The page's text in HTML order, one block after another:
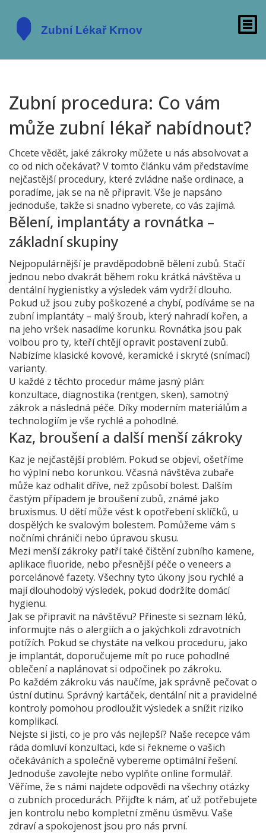
Zubní procedura: Co vám
může zubní lékař nabídnout?
Chcete vědět, jaké zákroky můžete u nás absolvovat a
co od nich očekávat? V tomto článku vám představíme
nejčastější procedury, které zvládne naše ordinace, a
poradíme, jak se na ně připravit. Vše je napsáno
jednoduše, takže si snadno vyberete, co vás zajímá.
Bělení, implantáty a rovnátka –
základní skupiny
Nejpopulárnější je pravděpodobně bělení zubů. Stačí
jednou nebo dvakrát během roku krátká návštěva u
dentální hygienistky a výsledek vám vydrží dlouho.
Pokud už jsou zuby poškozené a chybí, podíváme se na
zubní implantáty – malý šroub, který nahradí kořen, a
na jeho vršek nasadíme korunku. Rovnátka jsou pak
volbou pro ty, kteří chtějí opravit postavení zubů.
Nabízíme klasické kovové, keramické i skryté (snímací)
varianty.
U každé z těchto procedur máme jasný plán:
konzultace, diagnostika (rentgen, sken), samotný
zákrok a následná péče. Díky moderním materiálům a
technologiím je vše rychlé a pohodlné.
Kaz, broušení a další menší zákroky
Kaz je nejčastější problém. Pokud se objeví, ošetříme
ho výplní nebo korunkou. Včasná návštěva zubaře
může kaz odhalit dříve, než způsobí bolest. Dalším
častým případem je broušení zubů, známé jako
bruxismus. U dětí může vést k opotřebení sklíčků, u
dospělých ke svalovým bolestem. Pomůžeme vám s
nočními chrániči nebo úpravou skusu.
Mezi menší zákroky patří také čištění zubního kamene,
aplikace fluoride, nebo přesnější péče o veneers a
porcelánové fazety. Všechny tyto úkony jsou rychlé a
mají dlouhodobý výsledek, pokud dodržíte domácí
hygienu.
Jak se připravit na návštěvu? Přineste si seznam léků,
informujte nás o alergiích a o jakýchkoli zdravotních
potížích. Pokud se chystáte na velkou proceduru, jako
je implantát, doporučujeme mít po ruce pohodlné
oblečení a naplánovat si odpočinek po zákroku.
Po každém zákroku vás naučíme, jak správně pečovat o
ústní dutinu. Správný kartáček, dentální nit a pravidelné
kontroly pomohou prodloužit výsledek a snížit riziko
komplikací.
Nejste si jisti, co je pro vás nejlepší? Naše recepce vám
ráda domluví konzultaci, kde si řekneme o vašich
očekáváních a společně vybereme optimální řešení.
Jednoduše zavolejte nebo vyplňte online formulář.
Věříme, že s námi najdete odpovědi na všechny otázky
o zubních procedurách. Přijďte k nám, ať už potřebujete
jen kontrolu nebo kompletní změnu úsměvu. Vaše
zdraví a spokojenost jsou pro nás první.